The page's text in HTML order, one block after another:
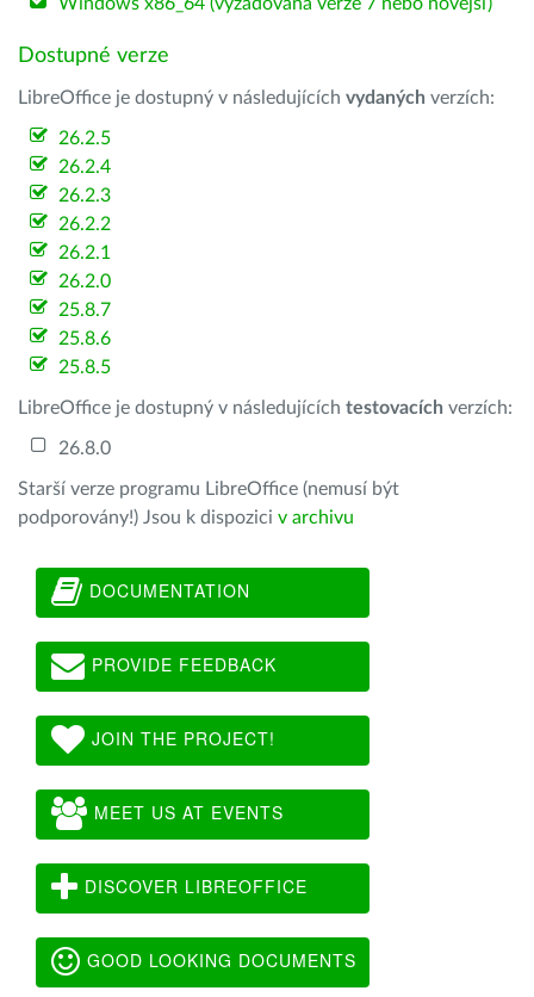
Dostupné verze
LibreOffice je dostupný v následujících vydaných verzích:
26.2.5
26.2.4
26.2.3
26.2.2
26.2.1
26.2.0
25.8.7
25.8.6
25.8.5
LibreOffice je dostupný v následujících testovacích verzích:
26.8.0
Starší verze programu LibreOffice (nemusí být
podporovány!) Jsou k dispozici v archivu
DOCUMENTATION
PROVIDE FEEDBACK
JOIN THE PROJECT!
MEET US AT EVENTS
DISCOVER LIBREOFFICE
GOOD LOOKING DOCUMENTS